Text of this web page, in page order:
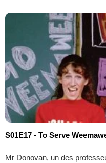
S01E17 - To Serve
Mr Donovan, un des